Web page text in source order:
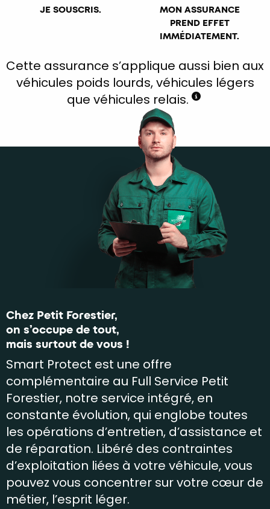
JE SOUSCRIS.
MON ASSURANCE
PREND EFFET
IMMÉDIATEMENT.
Cette assurance s’applique aussi bien aux
véhicules poids lourds, véhicules légers
que véhicules relais.
Chez Petit Forestier,
on s’occupe de tout,
mais surtout de vous !
Smart Protect est une offre
complémentaire au Full Service Petit
Forestier, notre service intégré, en
constante évolution, qui englobe toutes
les opérations d’entretien, d’assistance et
de réparation. Libéré des contraintes
d’exploitation liées à votre véhicule, vous
pouvez vous concentrer sur votre cœur de
métier, l’esprit léger.